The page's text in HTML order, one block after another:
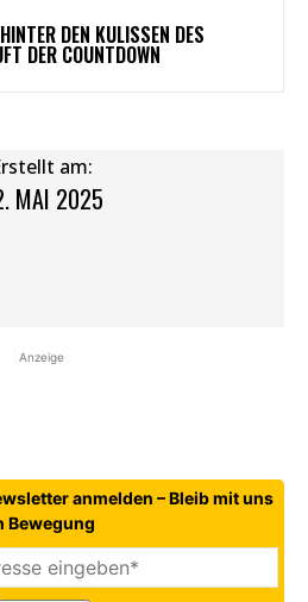
DEN KULISSEN DES
DER COUNTDOWN
am:
MAI 2025
Anzeige
anmelden – Bleib mit uns
Bewegung